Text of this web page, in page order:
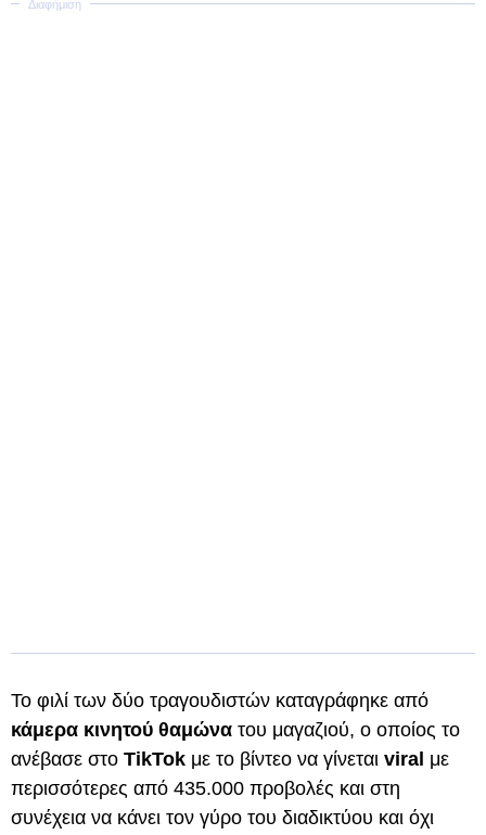
Το φιλί των δύο τραγουδιστών καταγράφηκε από
κάμερα κινητού θαμώνα του μαγαζιού, ο οποίος το
ανέβασε στο TikTok με το βίντεο να γίνεται viral με
περισσότερες από 435.000 προβολές και στη
συνέχεια να κάνει τον γύρο του διαδικτύου και όχι